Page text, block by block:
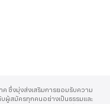
ซึ่งมุ่งส่งเสริมการยอมรับความ
ผู้สมัครทุกคนอย่างเป็นธรรมและ